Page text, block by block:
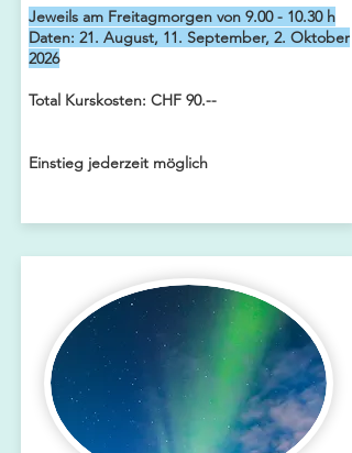
Jeweils am Freitagmorgen von 9.00 - 10.30h
​Daten: 21. August, 11. September, 2. Oktober
2026
Total Kurskosten: CHF 90.--​
Einstieg jederzeit möglich